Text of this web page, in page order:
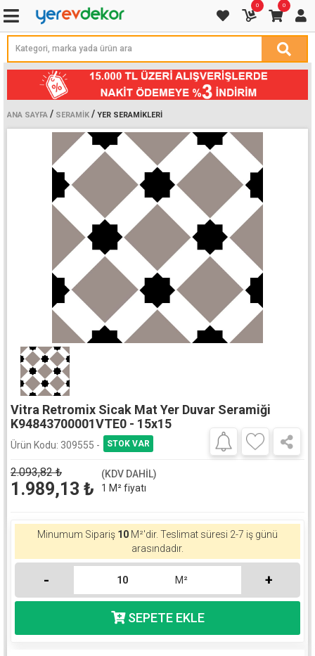
0 0
ANA SAYFA / SERAMIK / YER SERAMIKLERI
Vitra Retromix Sicak Mat Yer Duvar Seramiği
K94843700001VTE0 - 15x15
Ürün Kodu: 309555 -
2.093,82₺
1.989,13 ₺
(KDV DAHİL)
1 M² fiyatı
Minumum Sipariş 10 M²'dir. Teslimat süresi 2-7 iş günü
arasındadır.
- M² +